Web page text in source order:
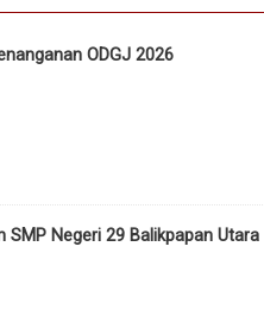
ODGJ 2026
SMP Negeri 29 Balikpapan Utara